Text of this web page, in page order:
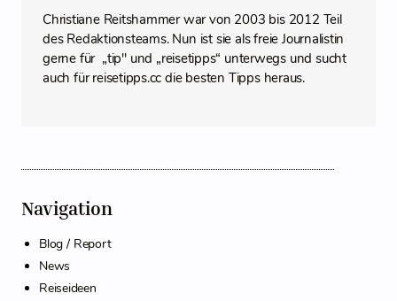
Christiane Reitshammer war von 2003 bis 2012 Teil
des Redaktionsteams. Nun ist sie als freie Journalistin
gerne für „tip" und „reisetipps“ unterwegs und sucht
auch für reisetipps.cc die besten Tipps heraus.
Navigation
Blog / Report
News
Reiseideen